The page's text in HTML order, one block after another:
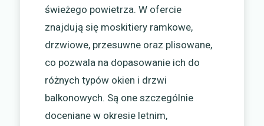
świeżego powietrza. W ofercie
znajdują się moskitiery ramkowe,
drzwiowe, przesuwne oraz plisowane,
co pozwala na dopasowanie ich do
różnych typów okien i drzwi
balkonowych. Są one szczególnie
doceniane w okresie letnim,